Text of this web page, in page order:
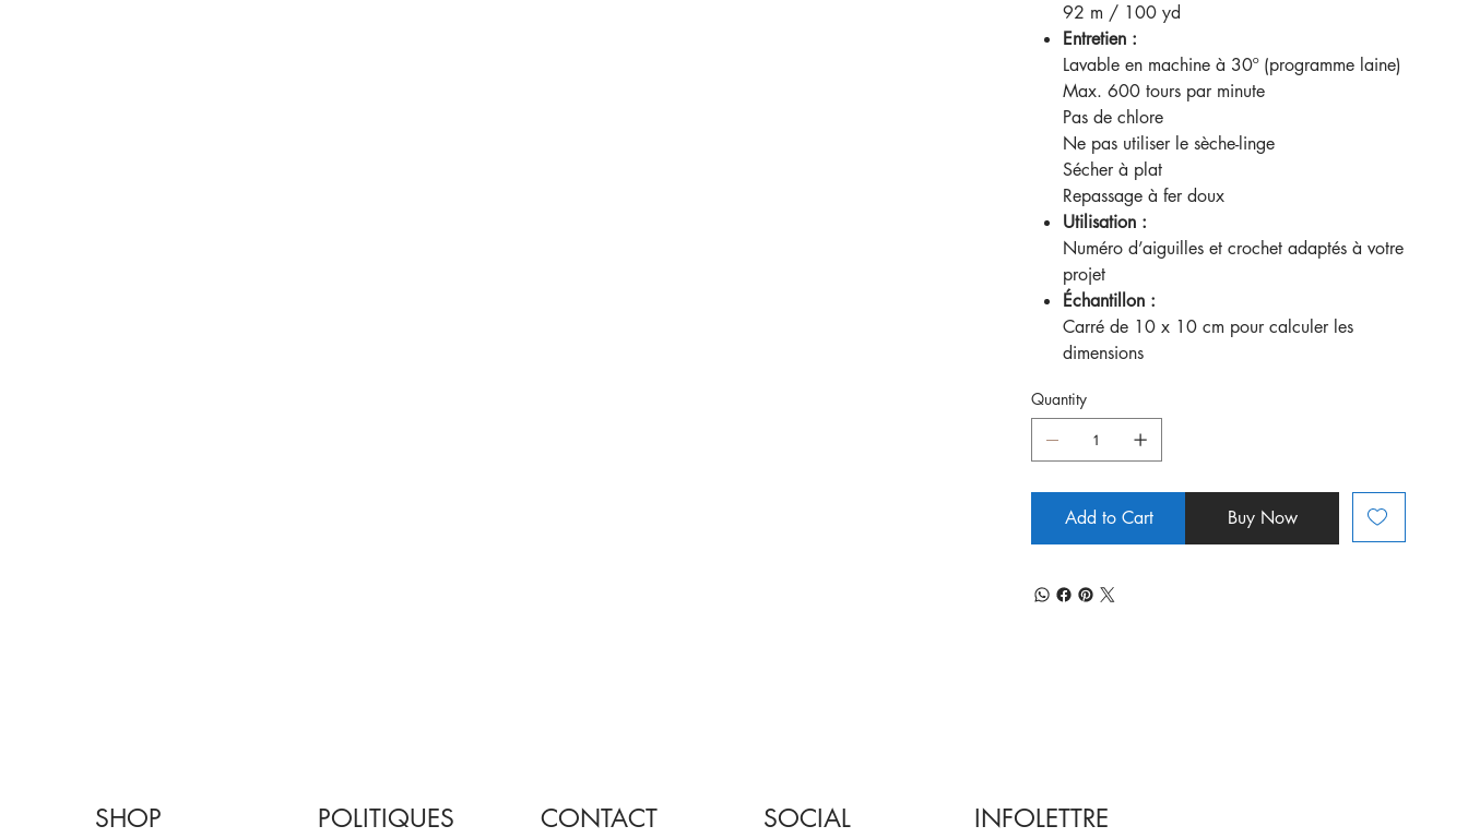
92 m / 100 yd
Entretien :
Lavable en machine à 30º (programme laine)
Max. 600 tours par minute
Pas de chlore
Ne pas utiliser le sèche-linge
Sécher à plat
Repassage à fer doux
Utilisation :
Numéro d’aiguilles et crochet adaptés à votre
projet
Échantillon :
Carré de 10 x 10 cm pour calculer les
dimensions
Quantity
Add to Cart Buy Now
SHOP POLITIQUES CONTACT SOCIAL INFOLETTRE